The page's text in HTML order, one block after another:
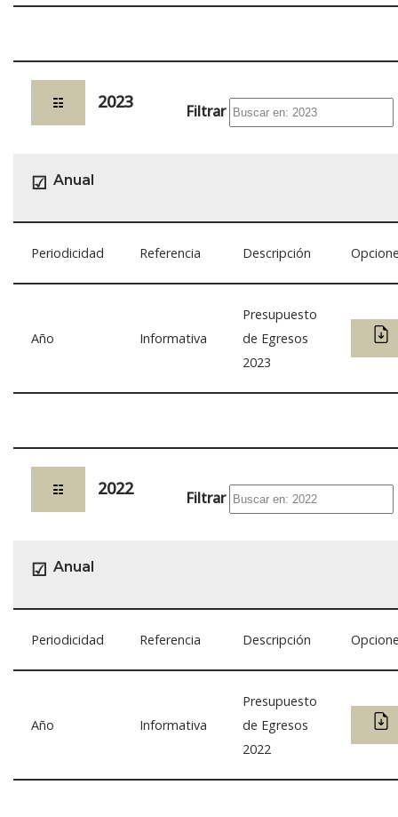
☷ 2023 Filtrar
☑ Anual
Periodicidad Referencia Descripción
Año Informativa
Presupuesto
de Egresos
2023
☷ 2022 Filtrar
☑ Anual
Periodicidad Referencia Descripción
Año Informativa
Presupuesto
de Egresos
2022